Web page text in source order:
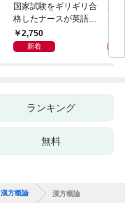
国家試験をギリギリ合
格したナースが英語論
文を読めるようになっ
た理由
2,750
新着
相
つ
ランキング
無料
漢方概論 漢方概論